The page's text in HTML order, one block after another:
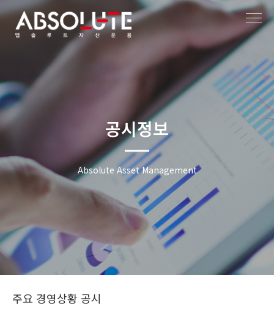
공시정보
Absolute Asset Management
주요 경영상황 공시